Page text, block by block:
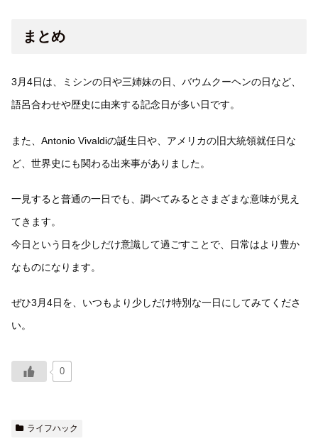
まとめ
3月4日は、ミシンの日や三姉妹の日、バウムクーヘンの日など、
語呂合わせや歴史に由来する記念日が多い日です。
また、Antonio Vivaldiの誕生日や、アメリカの旧大統領就任日な
ど、世界史にも関わる出来事がありました。
一見すると普通の一日でも、調べてみるとさまざまな意味が見え
てきます。
今日という日を少しだけ意識して過ごすことで、日常はより豊か
なものになります。
ぜひ3月4日を、いつもより少しだけ特別な一日にしてみてくださ
い。
0
ライフハック